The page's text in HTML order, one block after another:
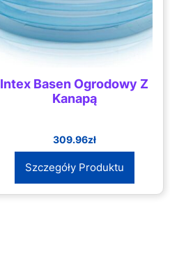
Intex Basen Ogrodowy Z
Kanapą
309.96zł
Szczegóły Produktu